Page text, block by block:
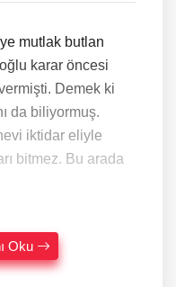
mutlak butlan
Demek ki
da biliyormuş.
iktidar eliyle
Oku